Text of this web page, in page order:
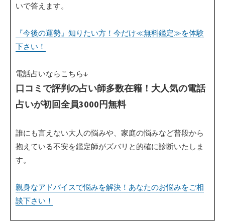
いで答えます。
『今後の運勢』知りたい方！今だけ≪無料鑑定≫を体験
下さい！
電話占いならこちら↓
口コミで評判の占い師多数在籍！大人気の電話
占いが初回全員3000円無料
誰にも言えない大人の悩みや、家庭の悩みなど普段から
抱えている不安を鑑定師がズバリと的確に診断いたしま
す。
親身なアドバイスで悩みを解決！あなたのお悩みをご相
談下さい！